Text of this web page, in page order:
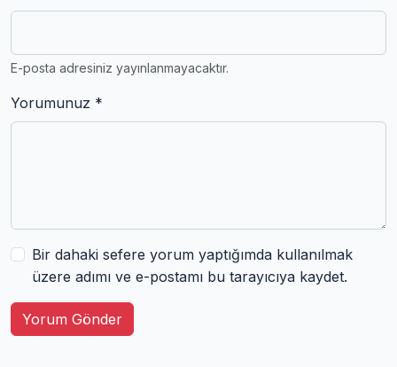
E-posta adresiniz yayınlanmayacaktır.
Yorumunuz *
Bir dahaki sefere yorum yaptığımda kullanılmak
üzere adımı ve e-postamı bu tarayıcıya kaydet.
Yorum Gönder